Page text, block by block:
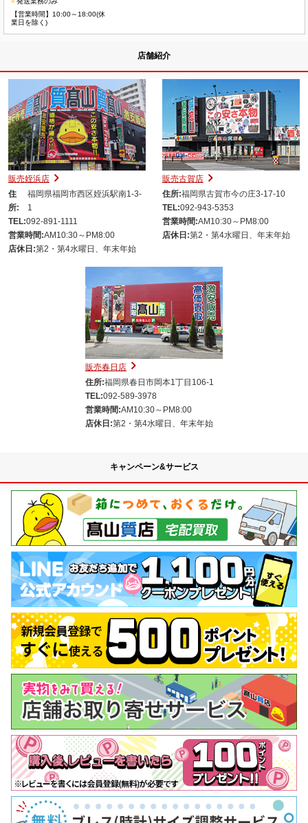
【営業時間】10:00～18:00(休
業日を除く)
店舗紹介
販売姪浜店
住
所:
福岡県福岡市西区姪浜駅南1-3-
1
TEL:092-891-1111
営業時間:AM10:30～PM8:00
店休日:第2・第4水曜日、年末年始
販売古賀店
住所:福岡県古賀市今の庄3-17-10
TEL:092-943-5353
営業時間:AM10:30～PM8:00
店休日:第2・第4水曜日、年末年始
販売春日店
住所:福岡県春日市岡本1丁目106-1
TEL:092-589-3978
営業時間:AM10:30～PM8:00
店休日:第2・第4水曜日、年末年始
キャンペーン&サービス